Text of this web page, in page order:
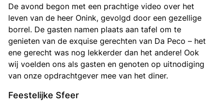
De avond begon met een prachtige video over het
leven van de heer Onink, gevolgd door een gezellige
borrel. De gasten namen plaats aan tafel om te
genieten van de exquise gerechten van Da Peco – het
ene gerecht was nog lekkerder dan het andere! Ook
wij voelden ons als gasten en genoten op uitnodiging
van onze opdrachtgever mee van het diner.
Feestelijke Sfeer